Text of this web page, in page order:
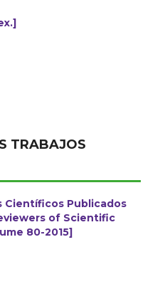
TRABAJOS
Científicos Publicados
of Scientific
80-2015]